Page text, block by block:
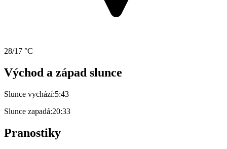
28/17 °C
Východ a západ slunce
Slunce vychází:5:43
Slunce zapadá:20:33
Pranostiky